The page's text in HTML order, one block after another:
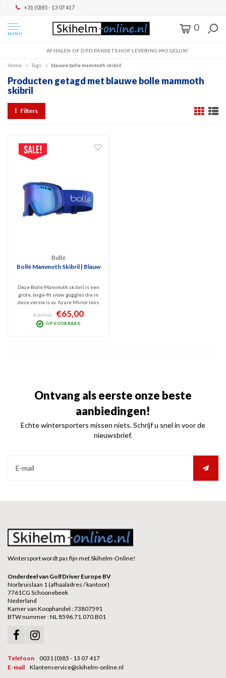
+31 (0)85 - 13 07 417
MENU
0
AFHALEN OF DPD PAKKETSHOP LEVERING MOGELIJK!
Home Tags blauwe bolle mammoth skibril
Producten getagd met blauwe bolle mammoth
skibril
Filters
Bollé
Bollé Mammoth Skibril | Blauw
Deze Bollé Mammoth skibril is een
grote, large-fit snow goggles die in
deze versie is v.v. Azure Mirror lens
(Cat. 2) die het best presteert bij
wisselvallig weer. Deze cilindrische
sneeuwbril is zeer comfortabel o.a.
€109,00 €65,00
OP VOORRAAD
Ontvang als eerste onze beste
aanbiedingen!
Echte wintersporters missen niets. Schrijf u snel in voor de
nieuwsbrief.
Wintersport wordt pas fijn met Skihelm-Online!
Onderdeel van GolfDriver Europe BV
Norbruislaan 1 (afhaaladres / kantoor)
7761CG Schoonebeek
Nederland
Kamer van Koophandel : 73807591
BTW nummer : NL 8596.71.070.B01
Telefoon
0031 (0)85 - 13 07 417
E-mail
Klantenservice@skihelm-online.nl